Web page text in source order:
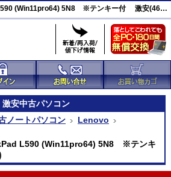
【即納パソコン】ThinkPad L590 (Win11pro64) 5N8 ※テンキー付 激安(46978)
激安中古パソコン
ノートパソコン
Lenovo
L590 (Win11pro64) 5N8 ※テンキ